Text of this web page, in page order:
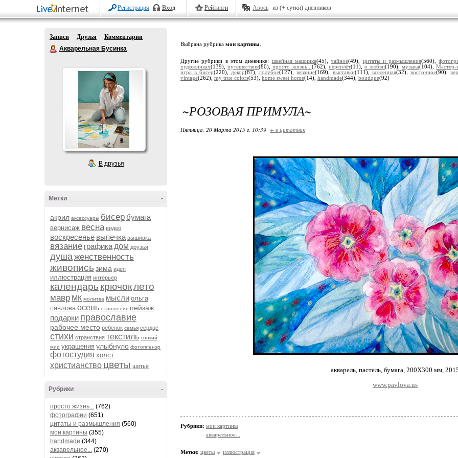
Регистрация Вход Рейтинги Авось из (+ сутки) дневников
Записи Друзья
Комментарии
Акварельная Бусинка
В друзья
-
Метки
акрил аксессуары бисер бумага
вернисаж весна видео
воскресенье выпечка вышивка
вязание графика дом друзья
душаженственность
живопись зима идея
иллюстрация интерьер
календарь крючоклето
мавр мк молитва мысли ольга
павлова осень отношения пейзаж
подарки православие
рабочее место ребенок семья сердце
стихи странствия текстиль тонкий
мир украшения улыбнуло фотопленэр
фотостудия холст
христианство цветы шитьё
-
Рубрики
просто жизнь... (762)
фотографии (651)
цитаты и размышления (560)
мои картины (355)
handmade (344)
акварельное... (270)
Выбрана рубрика мои картины
Другие рубрики в этом дневнике: швейная машинка(45),чайное(49), цитаты и размышления(560),
художниках(139),путешествия(80),просто жизнь... (762), переплёт(11), о любви(190),музыка(104),Мастер-
игра в бисер(220), декор(87),голубое(127),вязание(169), выставки(111), вселенная(32), восточное(90),
vintage(262), my true colors(53), home sweet home(14), handmade(344), boutique(92)
~РОЗОВАЯ ПРИМУЛА~
Пятница, 20 Марта 2015 г. 10:39 + в цитатник
акварель, пастель, бумага, 200Х300 мм,
www.pavlova.us
Рубрики: мои картины
акварельное...
Метки: цветы иллюстрация